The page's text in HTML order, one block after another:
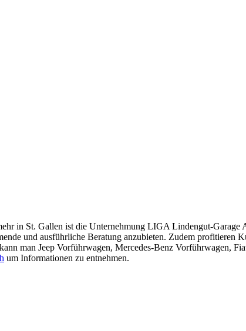
in St. Gallen ist die Unternehmung LIGA Lindengut-
und ausführliche Beratung anzubieten. Zudem profitieren
man Jeep Vorführwagen, Mercedes-Benz Vorführwagen,
um Informationen zu entnehmen.